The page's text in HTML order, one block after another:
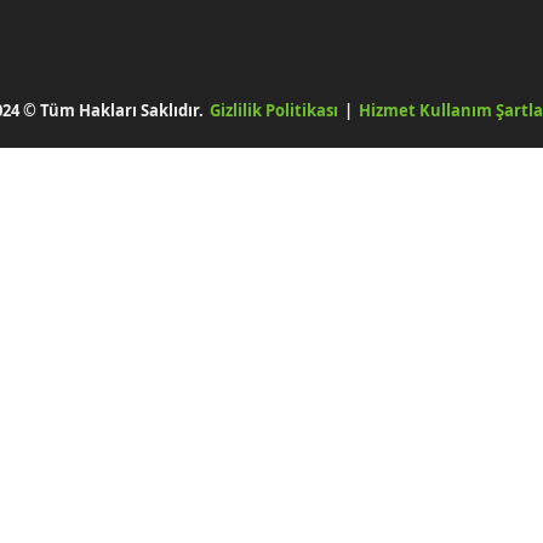
© Tüm Hakları Saklıdır. Gizlilik Politikası | Hizmet Kullanım